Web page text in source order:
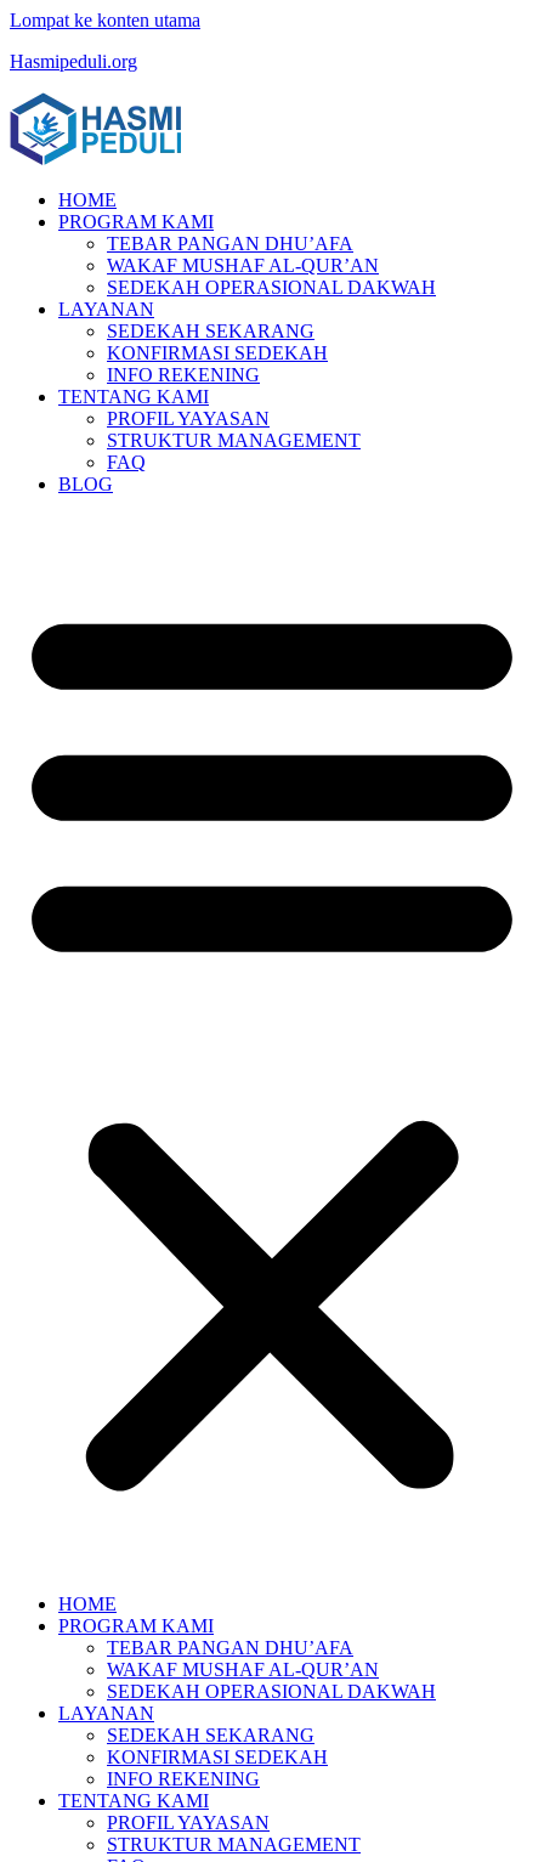
Lompat ke konten utama
Hasmipeduli.org
HOME
PROGRAM KAMI
TEBAR PANGAN DHU’AFA
WAKAF MUSHAF AL-QUR’AN
SEDEKAH OPERASIONAL DAKWAH
LAYANAN
SEDEKAH SEKARANG
KONFIRMASI SEDEKAH
INFO REKENING
TENTANG KAMI
PROFIL YAYASAN
STRUKTUR MANAGEMENT
FAQ
BLOG
HOME
PROGRAM KAMI
TEBAR PANGAN DHU’AFA
WAKAF MUSHAF AL-QUR’AN
SEDEKAH OPERASIONAL DAKWAH
LAYANAN
SEDEKAH SEKARANG
KONFIRMASI SEDEKAH
INFO REKENING
TENTANG KAMI
PROFIL YAYASAN
STRUKTUR MANAGEMENT